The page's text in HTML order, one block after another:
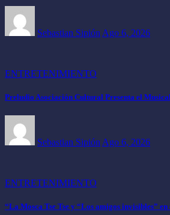
Sebastian Sipión Ago 6, 2026
ENTRETENIMIENTO
Preludio Asociación Cultural Presenta el
Sebastian Sipión Ago 6, 2026
ENTRETENIMIENTO
“La Mosca Tse Tse y “Los amigos invisibles”